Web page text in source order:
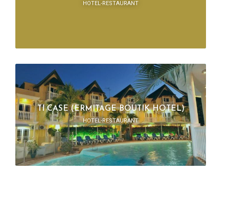
HOTEL-RESTAURANT
TI CASE (ERMITAGE BOUTIK HOTEL)
HOTEL-RESTAURANT